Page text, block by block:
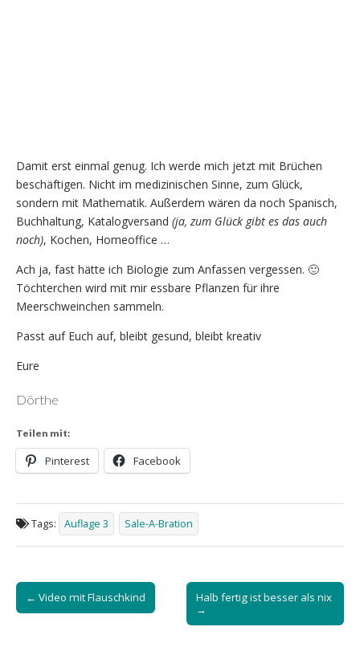
Damit erst einmal genug. Ich werde mich jetzt mit Brüchen
beschäftigen. Nicht im medizinischen Sinne, zum Glück,
sondern mit Mathematik. Außerdem wären da noch Spanisch,
Buchhaltung, Katalogversand (ja, zum Glück gibt es das auch
noch), Kochen, Homeoffice …
Ach ja, fast hätte ich Biologie zum Anfassen vergessen. 🙂
Töchterchen wird mit mir essbare Pflanzen für ihre
Meerschweinchen sammeln.
Passt auf Euch auf, bleibt gesund, bleibt kreativ
Eure
Dörthe
Teilen mit:
Pinterest Facebook
Tags: Auflage 3 Sale-A-Bration
Post
navigation
← Video mit Flauschkind
Halb fertig ist besser als nix
→